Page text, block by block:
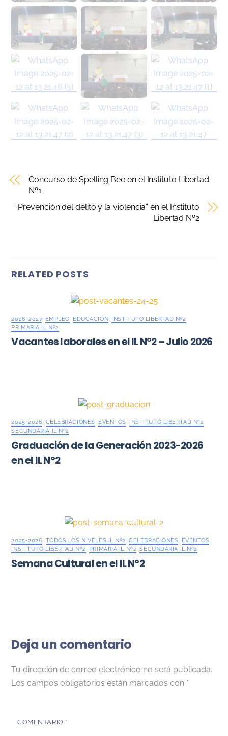
Concurso de Spelling Bee en el Instituto Libertad
Nº1
“Prevención del delito y la violencia” en el Instituto
Libertad Nº2
RELATED POSTS
2026-2027, EMPLEO EDUCACIÓN INSTITUTO LIBERTAD Nº2
PRIMARIA IL Nº2
Vacantes laborales en el IL Nº2 – Julio 2026
2025-2026 CELEBRACIONES EVENTOS INSTITUTO LIBERTAD Nº2
SECUNDARIA IL Nº2
Graduación de la Generación 2023-2026
en el IL Nº2
2025-2026 TODOS LOS NIVELES IL Nº2 ,CELEBRACIONES EVENTOS
INSTITUTO LIBERTAD Nº2 PRIMARIA IL Nº2 ,SECUNDARIA IL Nº2
Semana Cultural en el IL Nº2
Deja un comentario
Tu dirección de correo electrónico no será publicada.
Los campos obligatorios están marcados con *
COMENTARIO *